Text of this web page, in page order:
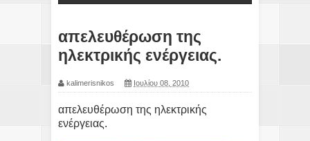
απελευθέρωση της
ηλεκτρικής ενέργειας.
kalimerisnikos Ιουλίου 08, 2010
απελευθέρωση της ηλεκτρικής
ενέργειας.